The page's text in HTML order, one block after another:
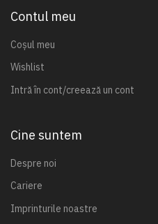
Contul meu
Coșul meu
Wishlist
Intră în cont/creează un cont
Cine suntem
Despre noi
Cariere
Imprinturile noastre